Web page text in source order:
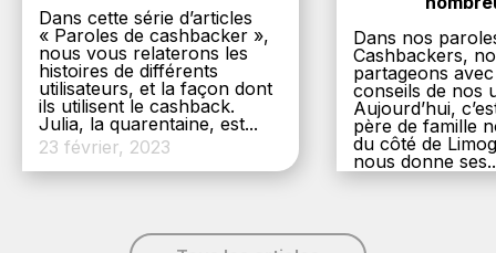
Dans cette série d’articles
« Paroles de cashbacker »,
nous vous relaterons les
histoires de différents
utilisateurs, et la façon dont
ils utilisent le cashback.
Julia, la quarentaine, est...
23 février, 2023
Dans nos
Cashbackers,
partageons
conseils de nos
Aujourd’hui,
père de famille
du côté de
nous donne